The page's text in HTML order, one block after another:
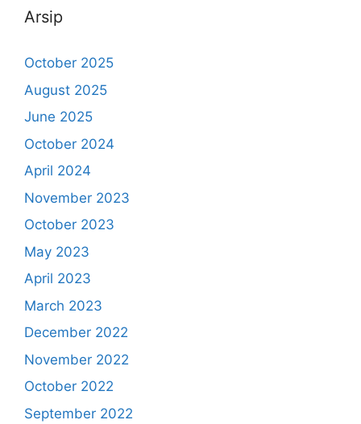
Arsip
October 2025
August 2025
June 2025
October 2024
April 2024
November 2023
October 2023
May 2023
April 2023
March 2023
December 2022
November 2022
October 2022
September 2022